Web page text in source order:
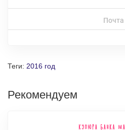
Почта
Теги: 2016 год
Рекомендуем